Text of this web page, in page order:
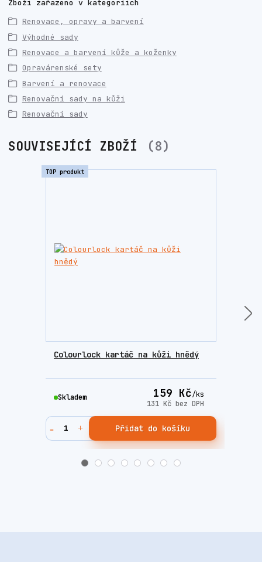
Zboží zařazeno v kategoriích
Renovace, opravy a barvení
Výhodné sady
Renovace a barvení kůže a koženky
Opravárenské sety
Barvení a renovace
Renovační sady na kůži
Renovační sady
SOUVISEJÍCÍ ZBOŽÍ 8
TOP produkt
Colourlock kartáč na kůži hnědý
159 Kč/ks
131 Kč bez DPH
Skladem
Přidat do košíku